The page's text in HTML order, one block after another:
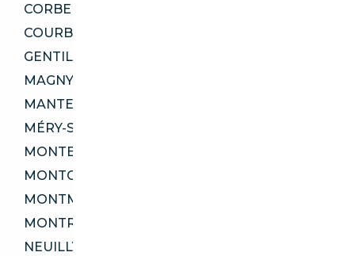
CORBEIL-ESSONNES 91100
COURBEVOIE 92400
GENTILLY 94250
MAGNY-LES-HAMEAUX 78114
MANTES-LA-JOLIE 78200
MÉRY-SUR-OISE 95540
MONTESSON 78360
MONTGERON 91230
MONTMAGNY 95360
MONTREUIL 93100
NEUILLY-SUR-MARNE 93330